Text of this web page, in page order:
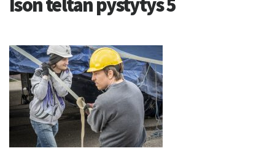
Ison teltan pystytys 5